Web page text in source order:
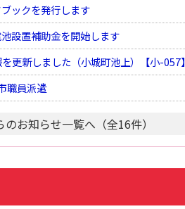
ックを発行します
設置補助金を開始します
更新しました（小城町池上）【小-057】
職員派遣
のお知らせ一覧へ（全16件）